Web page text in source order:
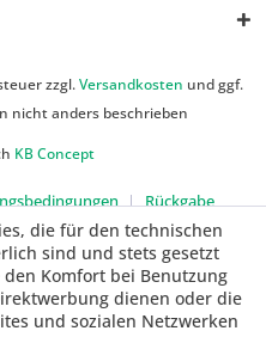
zzgl.Versandkosten und ggf.
nicht anders beschrieben
KB Concept
Rückgabe
die für den technischen
sind und stets gesetzt
Komfort bei Benutzung
dienen oder die
und sozialen Netzwerken